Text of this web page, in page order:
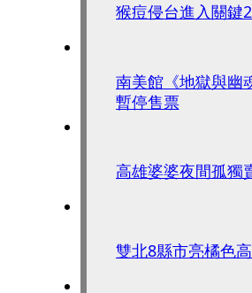
猴痘侵台進入關
南美館《地獄與幽
暫停售票
高雄婆婆夜間孤
雙北8縣市亮橘色